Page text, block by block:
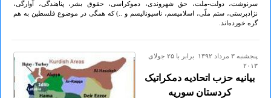
سرنوشت، دولت-ملت، حق شهروندی، دموکراسی، حقوق بشر، پناهندگی، آوارگی،
نژادپرستی، ستم ملّی، اسلامیسم، ناسیونالیسم و ..) که همگی در موضوع فلسطین به هم
گره خورده‌اند.
پنجشنبه ۳ مرداد ۱۳۹۲ برابر با ۲۵ جولای
۲۰۱۳
بیانیه حزب اتحادیه دمکراتیک
کردستان سوریه